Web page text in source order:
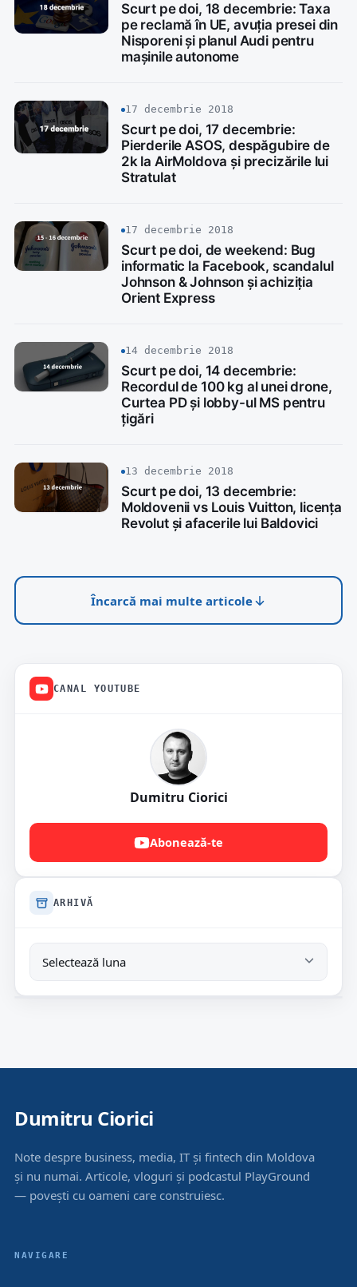
Scurt pe doi, 18 decembrie: Taxa
pe reclamă în UE, avuția presei din
Nisporeni și planul Audi pentru
mașinile autonome
17 decembrie 2018
Scurt pe doi, 17 decembrie:
Pierderile ASOS, despăgubire de
2k la AirMoldova și precizările lui
Stratulat
17 decembrie 2018
Scurt pe doi, de weekend: Bug
informatic la Facebook, scandalul
Johnson & Johnson și achiziția
Orient Express
14 decembrie 2018
Scurt pe doi, 14 decembrie:
Recordul de 100 kg al unei drone,
Curtea PD și lobby-ul MS pentru
țigări
13 decembrie 2018
Scurt pe doi, 13 decembrie:
Moldovenii vs Louis Vuitton, licența
Revolut și afacerile lui Baldovici
Încarcă mai multe articole
CANAL YOUTUBE
Dumitru Ciorici
Abonează-te
ARHIVĂ
Dumitru Ciorici
Note despre business, media, IT și fintech din Moldova
și nu numai. Articole, vloguri și podcastul PlayGround
— povești cu oameni care construiesc.
NAVIGARE